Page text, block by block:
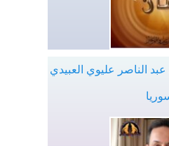
الناصر عليوي العبيدي